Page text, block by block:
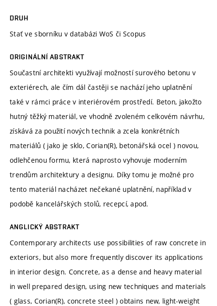
DRUH
Stať ve sborníku v databázi WoS či Scopus
ORIGINÁLNÍ ABSTRAKT
Součastní architekti využívají možností surového betonu v
exteriérech, ale čím dál častěji se nachází jeho uplatnění
také v rámci práce v interiérovém prostředí. Beton, jakožto
hutný těžký materiál, ve vhodně zvoleném celkovém návrhu,
získává za použití nových technik a zcela konkrétních
materiálů ( jako je sklo, Corian(R), betonářská ocel ) novou,
odlehčenou formu, která naprosto vyhovuje moderním
trendům architektury a designu. Díky tomu je možné pro
tento materiál nacházet nečekané uplatnění, například v
podobě kancelářských stolů, recepcí, apod.
ANGLICKÝ ABSTRAKT
Contemporary architects use possibilities of raw concrete in
exteriors, but also more frequently discover its applications
in interior design. Concrete, as a dense and heavy material
in well prepared design, using new techniques and materials
( glass, Corian(R), concrete steel ) obtains new, light-weight